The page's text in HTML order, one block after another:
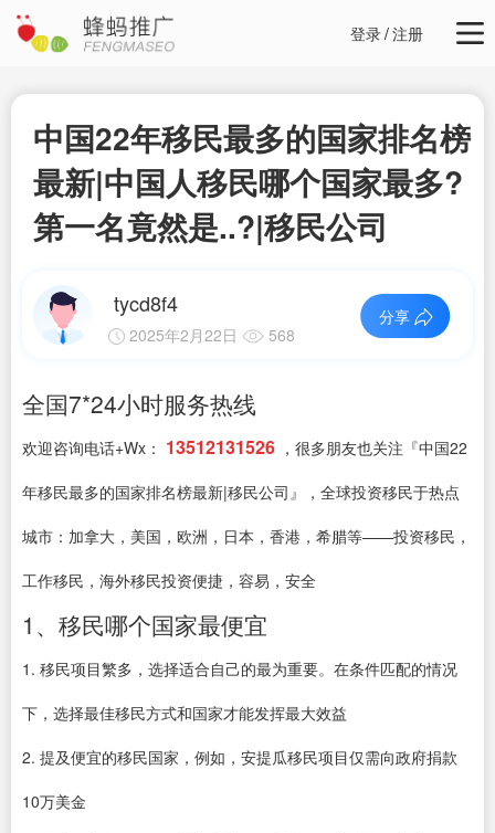
登录/注册
中国22年移民最多的国家排名榜
最新|中国人移民哪个国家最多?
第一名竟然是..?|移民公司
tycd8f4
2025年2月22日 568
分享
全国7*24小时服务热线
欢迎咨询电话+Wx： 13512131526 ，很多朋友也关注『中国22
年移民最多的国家排名榜最新|移民公司』，全球投资移民于热点
城市：加拿大，美国，欧洲，日本，香港，希腊等——投资移民，
工作移民，海外移民投资便捷，容易，安全
1、移民哪个国家最便宜
1. 移民项目繁多，选择适合自己的最为重要。在条件匹配的情况
下，选择最佳移民方式和国家才能发挥最大效益
2. 提及便宜的移民国家，例如，安提瓜移民项目仅需向政府捐款
10万美金